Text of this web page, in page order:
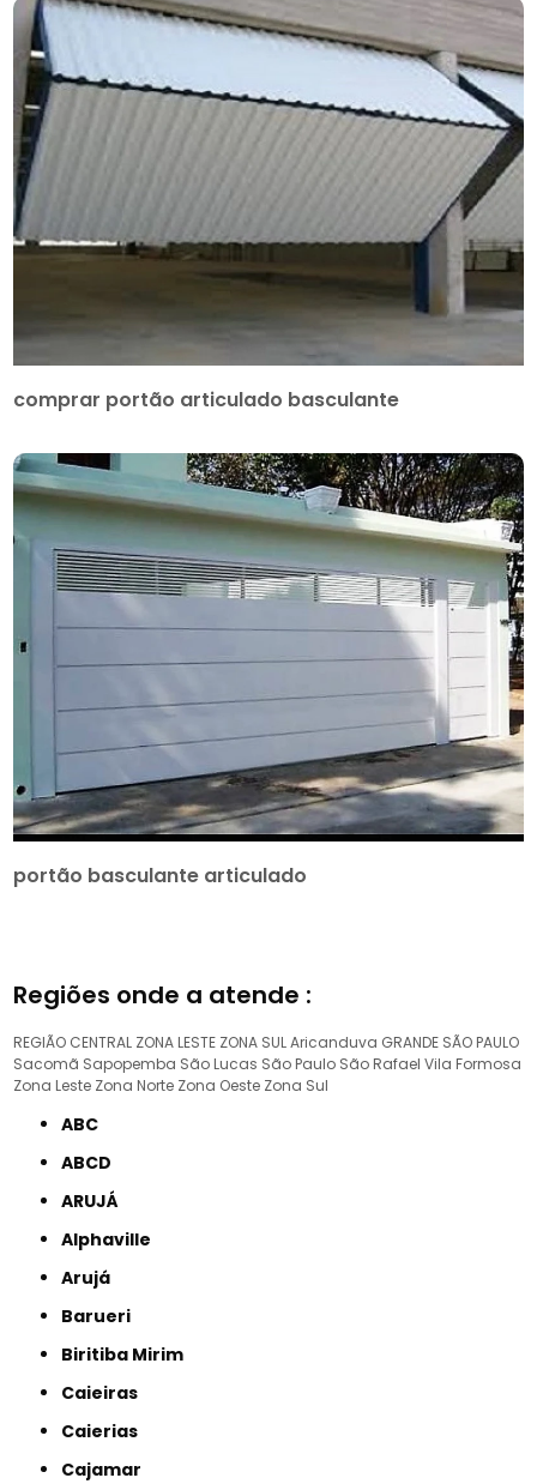
comprar portão articulado basculante
portão basculante articulado
Regiões onde a atende :
REGIÃO CENTRAL ZONA LESTE ZONA SULAricanduva GRANDE SÃO PAULO
Sacomã Sapopemba São Lucas São Paulo São Rafael Vila Formosa
Zona Leste Zona Norte Zona Oeste Zona Sul
ABC
ABCD
ARUJÁ
Alphaville
Arujá
Barueri
Biritiba Mirim
Caieiras
Caierias
Cajamar